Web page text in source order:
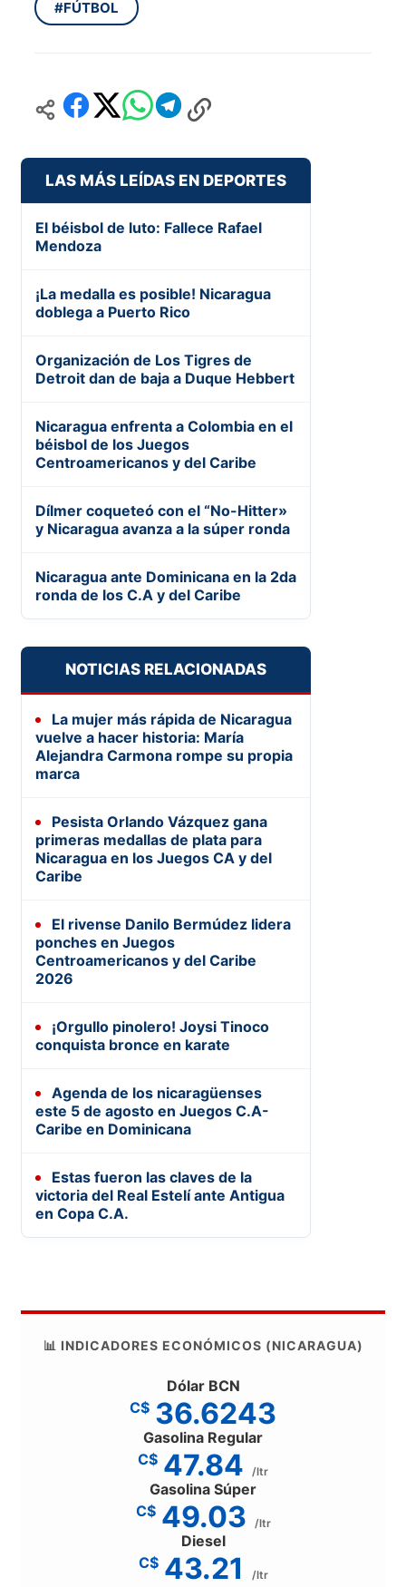
#FÚTBOL
LAS MÁS LEÍDAS EN DEPORTES
El béisbol de luto: Fallece Rafael
Mendoza
¡La medalla es posible! Nicaragua
doblega a Puerto Rico
Organización de Los Tigres de
Detroit dan de baja a Duque Hebbert
Nicaragua enfrenta a Colombia en el
béisbol de los Juegos
Centroamericanos y del Caribe
Dílmer coqueteó con el “No-Hitter»
y Nicaragua avanza a la súper ronda
Nicaragua ante Dominicana en la 2da
ronda de los C.A y del Caribe
NOTICIAS RELACIONADAS
La mujer más rápida de Nicaragua
vuelve a hacer historia: María
Alejandra Carmona rompe su propia
marca
Pesista Orlando Vázquez gana
primeras medallas de plata para
Nicaragua en los Juegos CA y del
Caribe
El rivense Danilo Bermúdez lidera
ponches en Juegos
Centroamericanos y del Caribe
2026
¡Orgullo pinolero! Joysi Tinoco
conquista bronce en karate
Agenda de los nicaragüenses
este 5 de agosto en Juegos C.A-
Caribe en Dominicana
Estas fueron las claves de la
victoria del Real Estelí ante Antigua
en Copa C.A.
📊 INDICADORES ECONÓMICOS (NICARAGUA)
Dólar BCN
C$ 36.6243
Gasolina Regular
C$ 47.84 /ltr
Gasolina Súper
C$ 49.03 /ltr
Diesel
C$ 43.21 /ltr